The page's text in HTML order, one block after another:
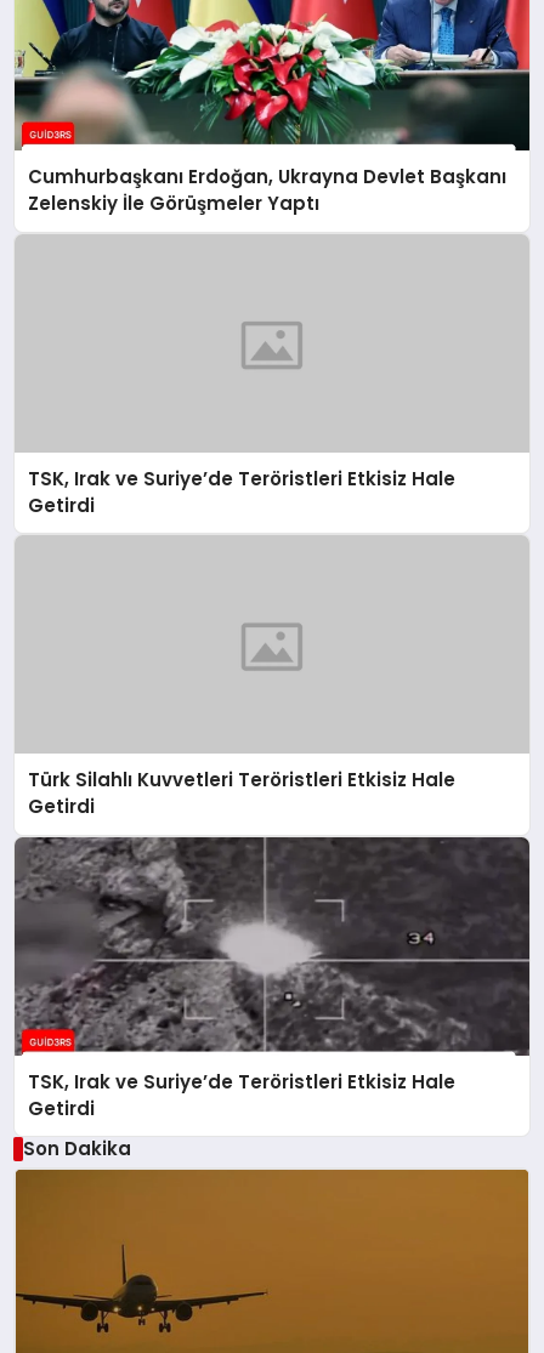
Cumhurbaşkanı Erdoğan, Ukrayna Devlet Başkanı
Zelenskiy İle Görüşmeler Yaptı
TSK, Irak ve Suriye’de Teröristleri Etkisiz Hale
Getirdi
Türk Silahlı Kuvvetleri Teröristleri Etkisiz Hale
Getirdi
TSK, Irak ve Suriye’de Teröristleri Etkisiz Hale
Getirdi
Son Dakika